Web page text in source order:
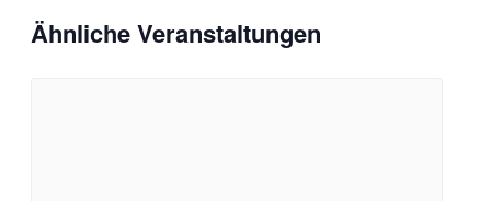
Ähnliche Veranstaltungen